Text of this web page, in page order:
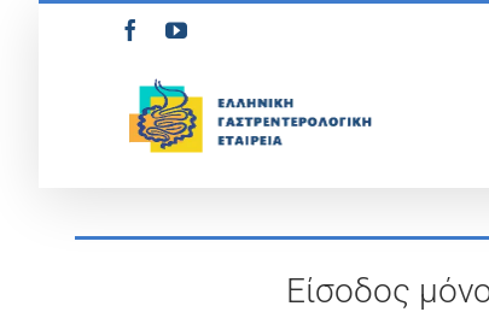
Μετάβαση
FacebookYouTube
Είσοδος